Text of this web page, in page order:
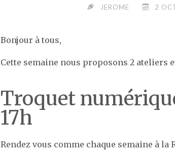
JEROME 2
Bonjour à tous,
Cette semaine nous proposons 2 ateliers
Troquet
17h
Rendez vous comme chaque semaine à la